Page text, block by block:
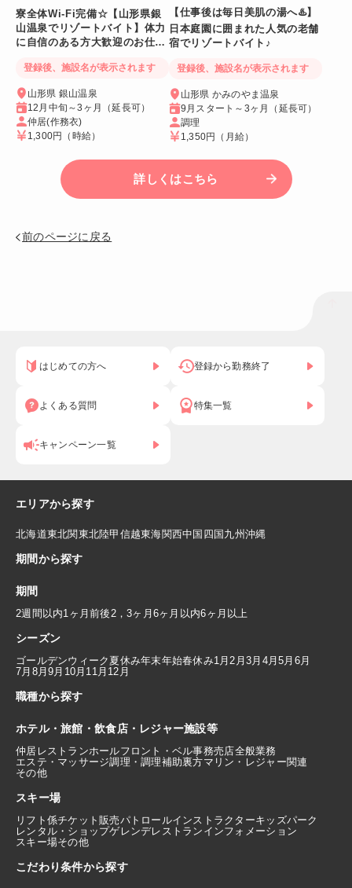
寮全体Wi-Fi完備☆【山形県銀
山温泉でリゾートバイト】体力
に自信のある方大歓迎のお仕事
登録後、施設名が表示されます
山形県 銀山温泉
12月中旬～3ヶ月（延長可）
仲居(作務衣)
1,300円 （時給）
【仕事後は毎日美肌の湯へ♨️】
日本庭園に囲まれた人気の老舗
宿でリゾートバイト♪
登録後、施設名が表示されます
山形県 かみのやま温泉
9月スタート～3ヶ月（延長可）
調理
1,350円 （月給）
詳しくはこちら
前のページに戻る
はじめての方へ 登録から勤務終了
よくある質問 特集一覧
キャンペーン一覧
エリアから探す
北海道東北関東北陸甲信越東海関西中国 四国九州沖縄
期間から探す
期間
2週間以内1ヶ月前後 2，3ヶ月 6ヶ月以内6ヶ月以上
シーズン
ゴールデンウィーク 夏休み年末年始春休み1月 2月3月 4月5月 6月
7月 8月9月 10月 11月 12月
職種から探す
ホテル・旅館・飲食店・レジャー施設等
仲居 レストランホールフロント・ベル事務売店全般業務
エステ・マッサージ調理・調理補助裏方マリン・レジャー関連
その他
スキー場
リフト係チケット販売パトロールインストラクターキッズパーク
レンタル・ショップゲレンデレストラン インフォメーション
スキー場その他
こだわり条件から探す